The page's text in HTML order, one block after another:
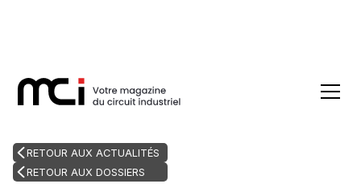
RETOUR AUX ACTUALITÉS
RETOUR AUX DOSSIERS